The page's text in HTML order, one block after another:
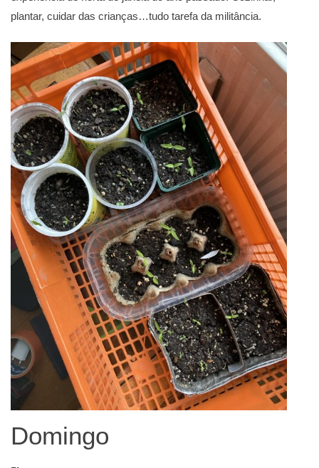
plantar, cuidar das crianças…tudo tarefa da militância.
Domingo